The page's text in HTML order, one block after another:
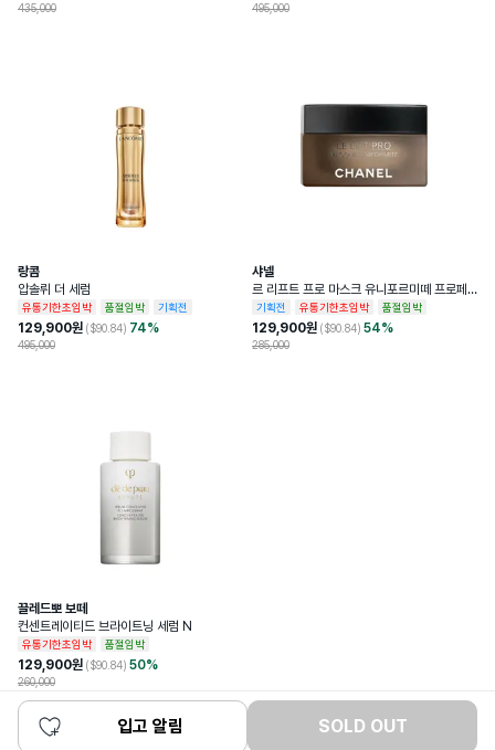
입고 알림 SOLD OUT
435,000 495,000
랑콤
압솔뤼 더 세럼
유통기한초임박 품절임박 기획전
129,900원 ($90.84) 74%
495,000
샤넬
르 리프트 프로 마스크 유니포르미떼 프로페
셔널 리프팅 마스크
기획전 유통기한초임박 품절임박
129,900원 ($90.84) 54%
285,000
끌레드뽀 보떼
컨센트레이티드 브라이트닝 세럼 N
유통기한초임박 품절임박
129,900원 ($90.84) 50%
260,000